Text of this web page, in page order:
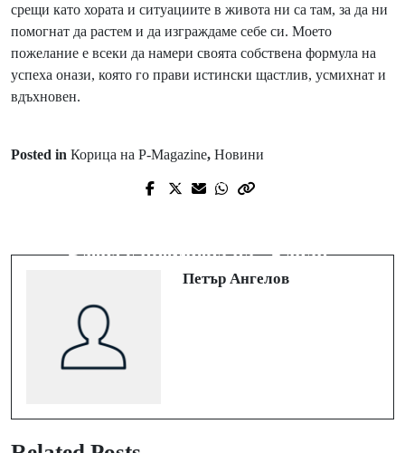
срещи като хората и ситуациите в живота ни са там, за да ни
помогнат да растем и да изграждаме себе си. Моето
пожелание е всеки да намери своята собствена формула на
успеха онази, която го прави истински щастлив, усмихнат и
вдъхновен.
Posted in Корица на P-Magazine, Новини
Prev Post
в Пловдив
Блейз с премиера на "Елиан"
Петър Ангелов